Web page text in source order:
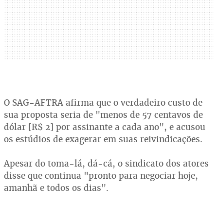
O SAG-AFTRA afirma que o verdadeiro custo de
sua proposta seria de "menos de 57 centavos de
dólar [R$ 2] por assinante a cada ano", e acusou
os estúdios de exagerar em suas reivindicações.
Apesar do toma-lá, dá-cá, o sindicato dos atores
disse que continua "pronto para negociar hoje,
amanhã e todos os dias".